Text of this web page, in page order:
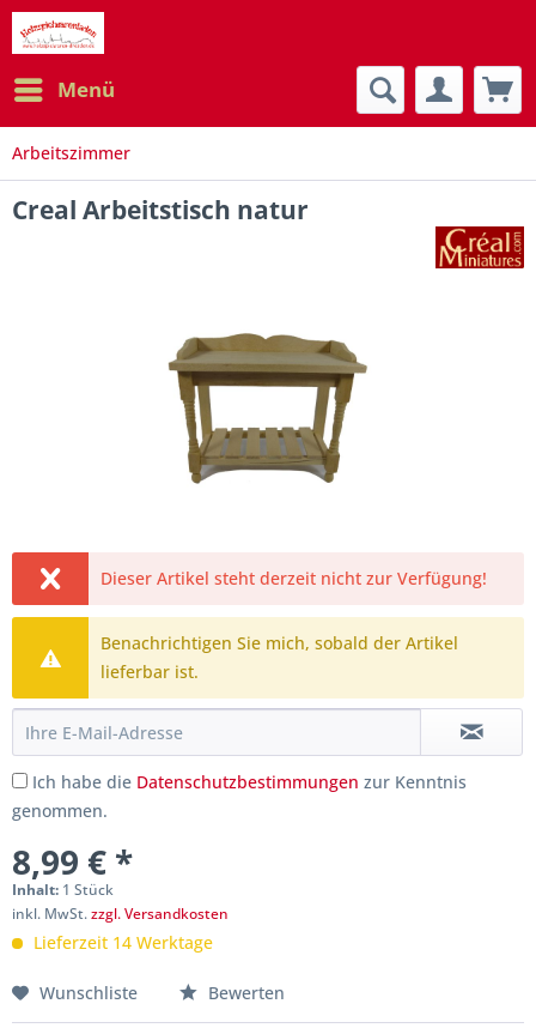
Menü
Arbeitszimmer
Creal Arbeitstisch natur
Dieser Artikel steht derzeit nicht zur Verfügung!
Benachrichtigen Sie mich, sobald der Artikel
lieferbar ist.
Ich habe die Datenschutzbestimmungen zur Kenntnis
genommen.
8,99 € *
Inhalt: 1 Stück
inkl. MwSt.zzgl. Versandkosten
Lieferzeit 14 Werktage
Wunschliste Bewerten